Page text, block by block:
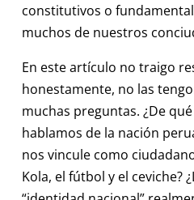
constitutivos o
muchos de nuestros
En este artículo no traigo
honestamente, no las
muchas preguntas. ¿De
hablamos de la nación
nos vincule como
Kola, el fútbol y el ceviche?